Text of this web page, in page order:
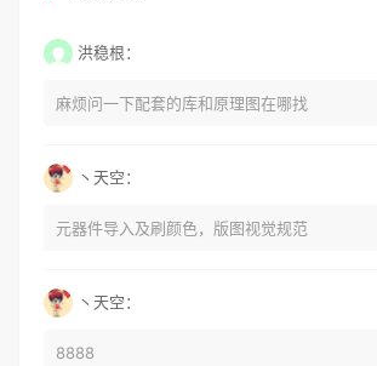
洪稳根：
麻烦问一下配套的库和原理图在哪找
丶天空：
元器件导入及刷颜色，版图视觉规范
丶天空：
8888